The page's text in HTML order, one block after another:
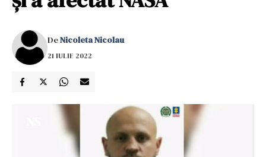
DeNicoleta Nicolau
21 IULIE 2022